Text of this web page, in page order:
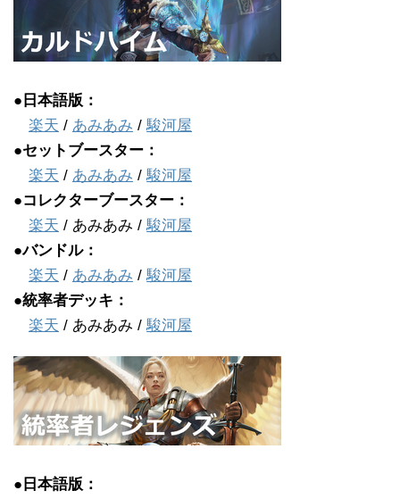
●日本語版：
楽天 / あみあみ /駿河屋
●セットブースター：
楽天 / あみあみ /駿河屋
●コレクターブースター：
楽天 / あみあみ /駿河屋
●バンドル：
楽天 / あみあみ /駿河屋
●統率者デッキ：
楽天 / あみあみ /駿河屋
●日本語版：